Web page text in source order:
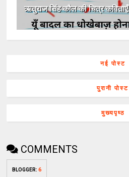
ऋतुराज सिंह कौल की चित्र कविताएँ
नई पोस्ट
पुरानी पोस्ट
मुख्यपृष्ठ
COMMENTS
BLOGGER:6